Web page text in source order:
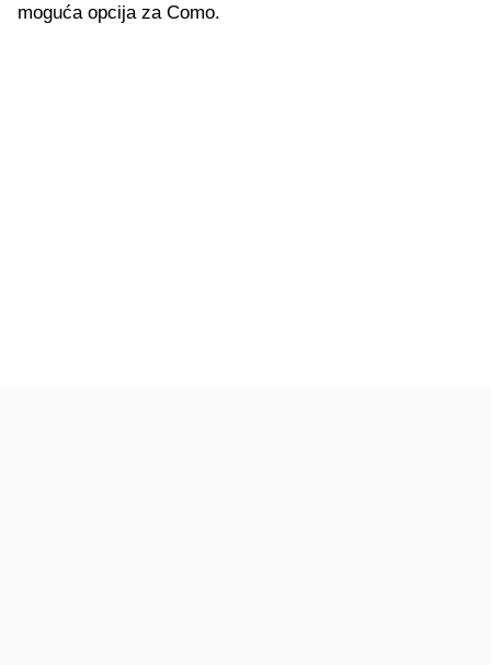
moguća opcija za Como.